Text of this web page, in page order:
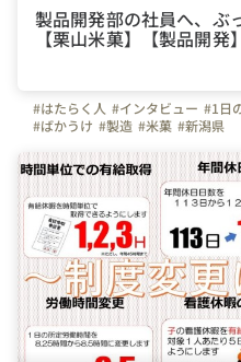
製品開発部の社員へ、ぶ
【栗山米菓】【製品開発】
#はたらく人 #インタビュー #1日
#ばかうけ #製造 #米菓 #新潟県